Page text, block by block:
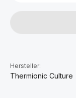
Hersteller:
Thermionic Culture